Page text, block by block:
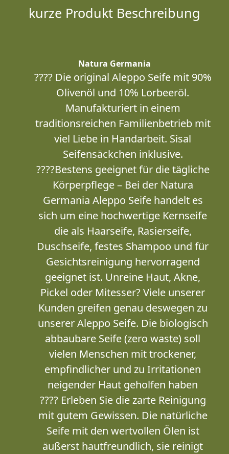
kurze Produkt Beschreibung
Natura Germania
???? Die original Aleppo Seife mit 90%
Olivenöl und 10% Lorbeeröl.
Manufakturiert in einem
traditionsreichen Familienbetrieb mit
viel Liebe in Handarbeit. Sisal
Seifensäckchen inklusive.
????Bestens geeignet für die tägliche
Körperpflege – Bei der Natura
Germania Aleppo Seife handelt es
sich um eine hochwertige Kernseife
die als Haarseife, Rasierseife,
Duschseife, festes Shampoo und für
Gesichtsreinigung hervorragend
geeignet ist. Unreine Haut, Akne,
Pickel oder Mitesser? Viele unserer
Kunden greifen genau deswegen zu
unserer Aleppo Seife. Die biologisch
abbaubare Seife (zero waste) soll
vielen Menschen mit trockener,
empfindlicher und zu Irritationen
neigender Haut geholfen haben
???? Erleben Sie die zarte Reinigung
mit gutem Gewissen. Die natürliche
Seife mit den wertvollen Ölen ist
äußerst hautfreundlich, sie reinigt